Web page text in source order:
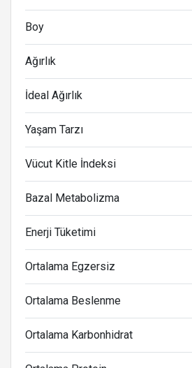
Boy
Ağırlık
İdeal Ağırlık
Yaşam Tarzı
Vücut Kitle İndeksi
Bazal Metabolizma
Enerji Tüketimi
Ortalama Egzersiz
Ortalama Beslenme
Ortalama Karbonhidrat